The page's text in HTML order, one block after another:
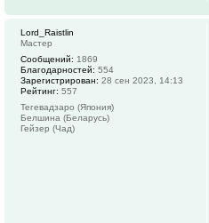
Lord_Raistlin
Мастер
Сообщений: 1869
Благодарностей: 554
Зарегистрирован: 28 сен 2023, 14:13
Рейтинг: 557
Тегевадзаро (Япония)
Белшина (Беларусь)
Гейзер (Чад)